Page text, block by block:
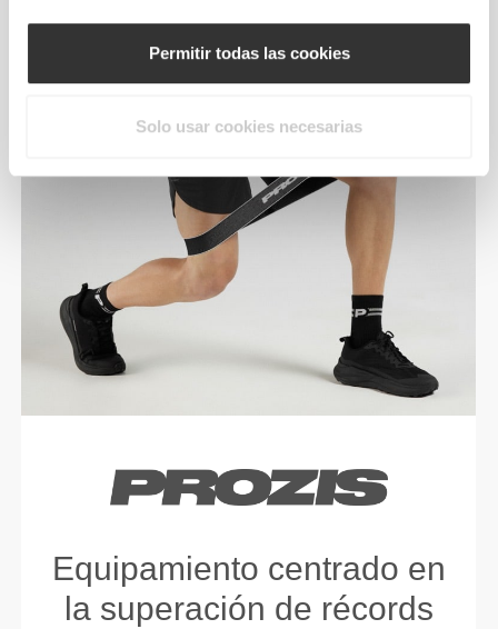
Permitir todas las cookies
Solo usar cookies necesarias
Equipamiento centrado en
la superación de récords